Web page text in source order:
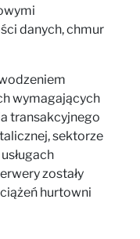
danych, chmur
wymagających
transakcyjnego
sektorze
zostały
hurtowni